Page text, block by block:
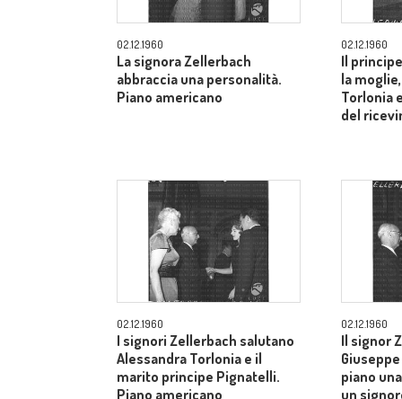
02.12.1960
La signora Zellerbach
abbraccia una personalità.
Piano americano
02.12.1960
Il
la
Torlonia
del
02.12.1960
I signori Zellerbach salutano
Alessandra Torlonia e il
marito principe Pignatelli.
Piano americano
02.12.1960
Il signor
piano
un